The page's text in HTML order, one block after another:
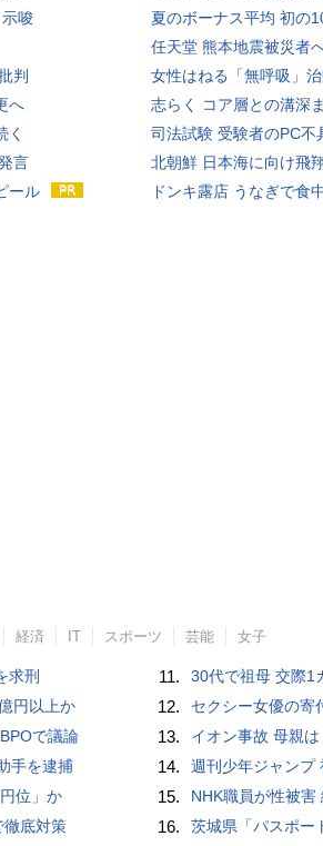
唆
判
へ
く
言
ール
夏のボーナス平均 初の
任天堂 熊本地震被災者
女性はねる「無呼吸」
志らく コア層との溝深
司法試験 受験者のPC不
北朝鮮 日本海に向け飛
ドンキ露店 うなぎで食
経済 IT スポーツ 芸能 女子
求刑
円以上か
で議論
手を逮捕
位」か
徹底対策
11. 30代で祖母 交際1
12. セクシー女優の寄
13. イオン事故 母親は
14. 週刊少年ジャンプ
15. NHK職員が性被害
16. 茨城県「パスポー